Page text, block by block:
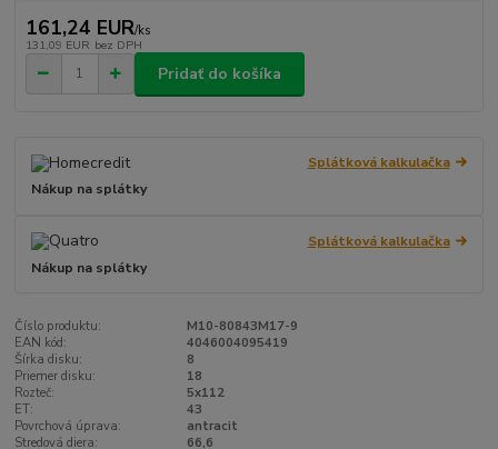
161,24 EUR/ks
131,09 EUR bez DPH
Pridať do košíka
Splátková kalkulačka
Nákup na splátky
Splátková kalkulačka
Nákup na splátky
Číslo produktu:
M10-80843M17-9
EAN kód:
4046004095419
Šírka disku:
8
Priemer disku:
18
Rozteč:
5x112
ET:
43
Povrchová úprava:
antracit
Stredová diera:
66,6